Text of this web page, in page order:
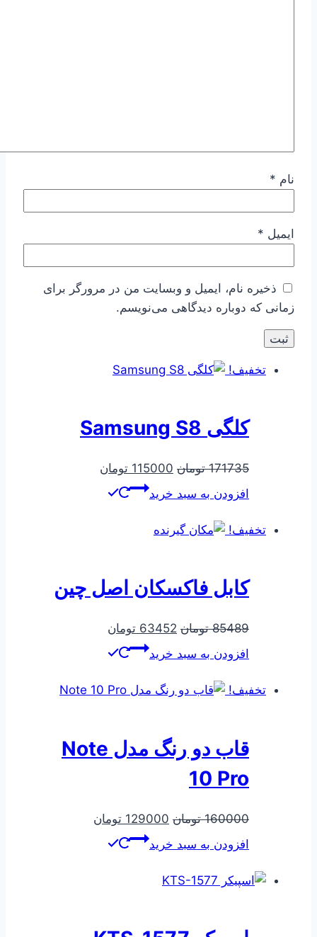
نام *
ایمیل *
ذخیره نام، ایمیل و وبسایت من در مرورگر برای
زمانی که دوباره دیدگاهی می‌نویسم.
تخفیف!
کلگی Samsung S8
171735 تومان قیمت
اصلی
بود.
115000 تومان
افزودن به سبد خرید
تخفیف!
کابل فاکسکان اصل چین
85489 تومان قیمت
بود.
63452 تومان
است.
افزودن به سبد خرید
تخفیف!
قاب دو رنگ مدل Note
10 Pro
160000 تومان قیمت
اصلی
بود.
129000 تومان
افزودن به سبد خرید